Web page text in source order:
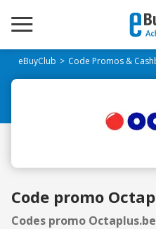
eBuyClub Code Promos &
Code promo
Codes promo